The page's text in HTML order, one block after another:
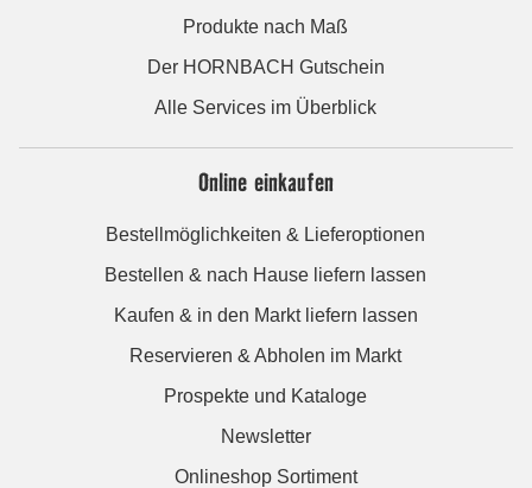
Produkte nach Maß
Der HORNBACH Gutschein
Alle Services im Überblick
Online einkaufen
Bestellmöglichkeiten & Lieferoptionen
Bestellen & nach Hause liefern lassen
Kaufen & in den Markt liefern lassen
Reservieren & Abholen im Markt
Prospekte und Kataloge
Newsletter
Onlineshop Sortiment